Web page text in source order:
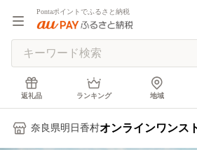
Pontaポイントでふるさと納税
返礼品 ランキング 地域
奈良県明日香村オンラインワンス